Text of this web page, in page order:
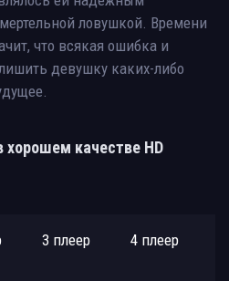
ловушкой. Времени
что всякая ошибка и
девушку каких-либо
хорошем качестве HD
3 плеер 4 плеер